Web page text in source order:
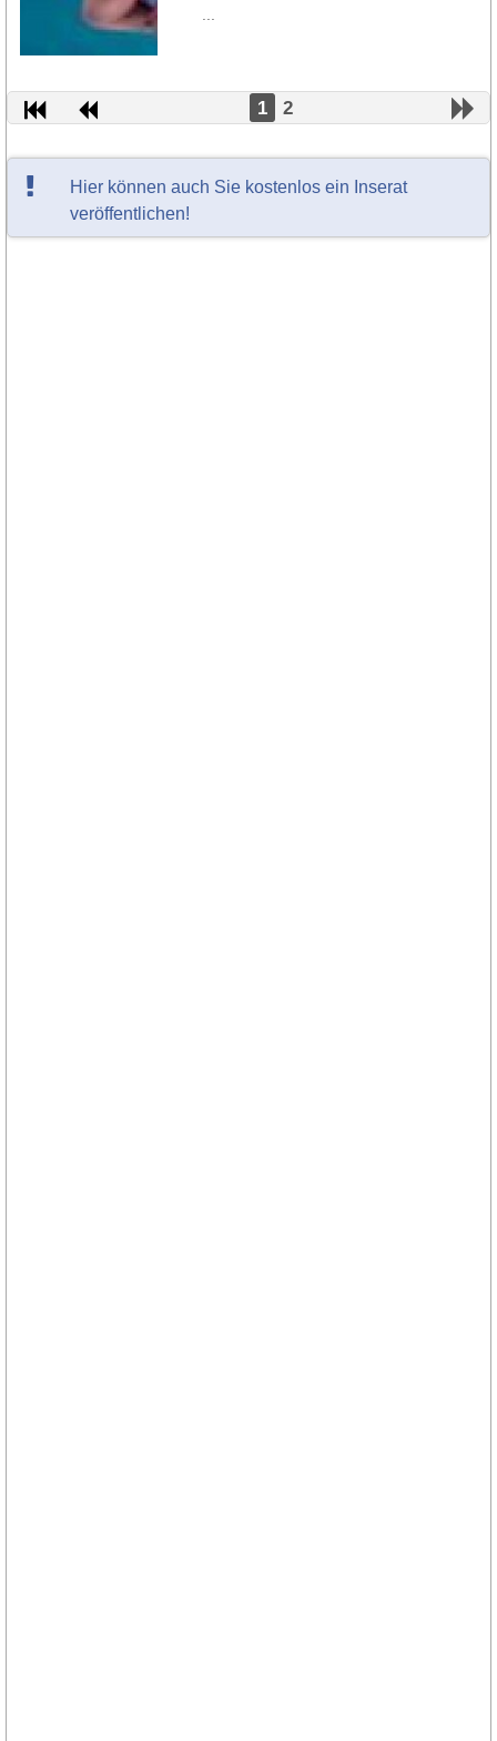
1 2
Hier können auch Sie kostenlos ein Inserat
veröffentlichen!